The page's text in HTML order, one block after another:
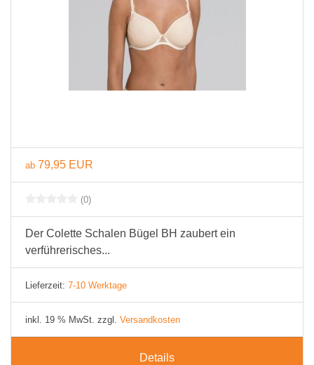
ab 79,95 EUR
(0)
Der Colette Schalen Bügel BH zaubert ein
verführerisches...
Lieferzeit: 7-10 Werktage
inkl. 19 % MwSt. zzgl. Versandkosten
Details